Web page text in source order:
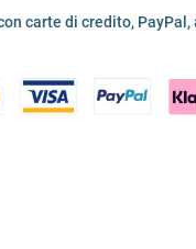
carte di credito, PayPal,